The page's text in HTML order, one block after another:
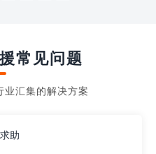
常见问题
业汇集的解决方案
助